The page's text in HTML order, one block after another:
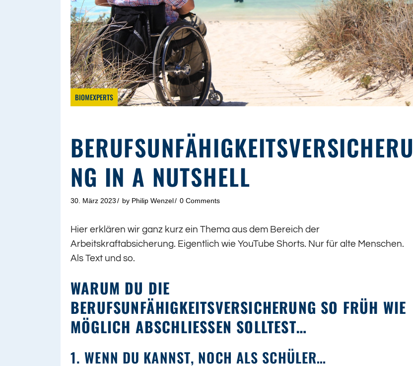
BIOMEXPERTS
BERUFSUNFÄHIGKEITSVERSICHERU
NG IN A NUTSHELL
30. März 2023 by Philip Wenzel 0 Comments
Hier erklären wir ganz kurz ein Thema aus dem Bereich der
Arbeitskraftabsicherung. Eigentlich wie YouTube Shorts. Nur für alte Menschen.
Als Text und so.
WARUM DU DIE
BERUFSUNFÄHIGKEITSVERSICHERUNG SO FRÜH WIE
MÖGLICH ABSCHLIESSEN SOLLTEST…
1. WENN DU KANNST, NOCH ALS SCHÜLER…